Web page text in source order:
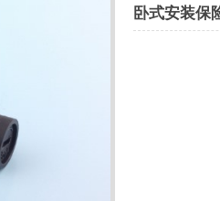
卧式安装保